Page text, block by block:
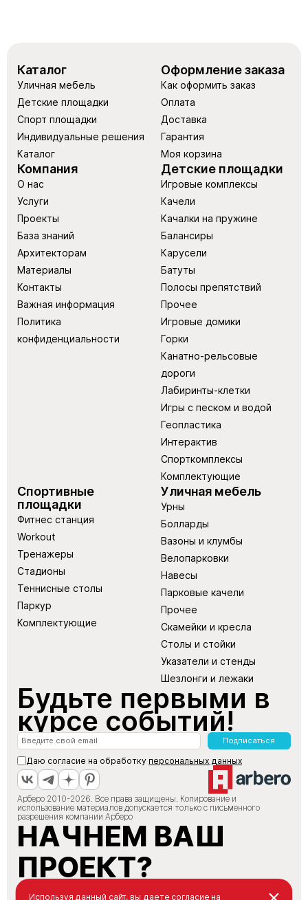
Каталог
Уличная мебель
Детские площадки
Спорт площадки
Индивидуальные решения
Каталог
Оформление заказа
Как оформить заказ
Оплата
Доставка
Гарантия
Моя корзина
Компания
О нас
Услуги
Проекты
База знаний
Архитекторам
Материалы
Контакты
Важная информация
Политика
конфиденциальности
Детские площадки
Игровые комплексы
Качели
Качалки на пружине
Балансиры
Карусели
Батуты
Полосы препятствий
Прочее
Игровые домики
Горки
Канатно-рельсовые
дороги
Лабиринты-клетки
Игры с песком и водой
Геопластика
Интерактив
Спорткомплексы
Комплектующие
Спортивные
площадки
Фитнес станция
Workout
Тренажеры
Стадионы
Теннисные столы
Паркур
Комплектующие
Уличная мебель
Урны
Болларды
Вазоны и клумбы
Велопарковки
Навесы
Парковые качели
Прочее
Скамейки и кресла
Столы и стойки
Указатели и стенды
Шезлонги и лежаки
Будьте первыми в
курсе событий!
Подписаться
Даю согласие на обработку персональных данных
Арберо 2010-2026. Все права защищены. Копирование и
использование материалов допускается только с письменного
разрешения компании Арберо
НАЧНЕМ ВАШ
ПРОЕКТ?
Используя данный сайт, вы даете согласие на